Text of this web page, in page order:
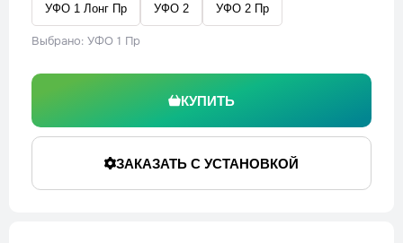
УФО 1 Лонг Пр УФО 2 УФО 2 Пр
Выбрано: УФО 1 Пр
КУПИТЬ
ЗАКАЗАТЬ С УСТАНОВКОЙ